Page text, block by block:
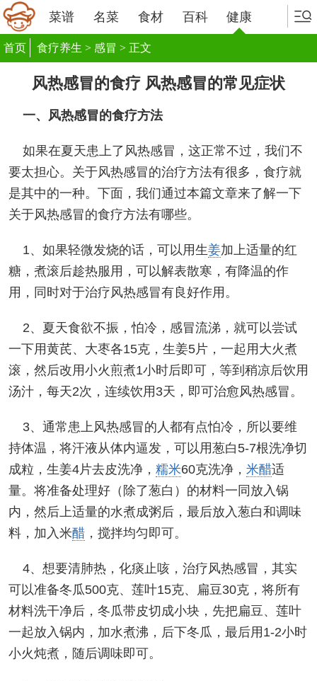
菜谱 名菜 食材 百科 健康
首页 食疗养生 > 感冒 > 正文
风热感冒的食疗 风热感冒的常见症状
一、风热感冒的食疗方法
如果在夏天患上了风热感冒，这正常不过，我们不
要太担心。关于风热感冒的治疗方法有很多，食疗就
是其中的一种。下面，我们通过本篇文章来了解一下
关于风热感冒的食疗方法有哪些。
1、如果轻微发烧的话，可以用生姜加上适量的红
糖，煮滚后趁热服用，可以解表散寒，有降温的作
用，同时对于治疗风热感冒有良好作用。
2、夏天食欲不振，怕冷，感冒流涕，就可以尝试
一下用黄芪、大枣各15克，生姜5片，一起用大火煮
滚，然后改用小火煎煮1小时后即可，等到稍凉后饮用
汤汁，每天2次，连续饮用3天，即可治愈风热感冒。
3、通常患上风热感冒的人都有点怕冷，所以要维
持体温，将汗液从体内逼发，可以用葱白5-7根洗净切
成粒，生姜4片去皮洗净， 糯米60克洗净， 米醋适
量。将准备处理好（除了葱白）的材料一同放入锅
内，然后上适量的水煮成粥后，最后放入葱白和调味
料，加入米醋 ，搅拌均匀即可。
4、想要清肺热，化痰止咳，治疗风热感冒，其实
可以准备冬瓜500克、莲叶15克、扁豆30克，将所有
材料洗干净后，冬瓜带皮切成小块，先把扁豆、莲叶
一起放入锅内，加水煮沸，后下冬瓜，最后用1-2小时
小火炖煮，随后调味即可。